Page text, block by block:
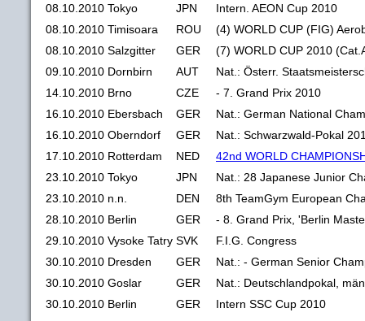
08.10.2010 Tokyo JPN
Intern. AEON Cup 2010
08.10.2010 Timisoara ROU
(4) WORLD CUP (FIG)
08.10.2010 Salzgitter GER
(7) WORLD CUP 2010
09.10.2010 Dornbirn AUT
Nat.: Österr.
14.10.2010 Brno CZE
- 7. Grand Prix 2010
16.10.2010 Ebersbach GER
Nat.: German National
16.10.2010 Oberndorf GER
Nat.: Schwarzwald-Pokal
17.10.2010 Rotterdam NED
42nd WORLD
23.10.2010 Tokyo JPN
Nat.: 28 Japanese Junior
23.10.2010 n.n. DEN
8th TeamGym European
28.10.2010 Berlin GER
- 8. Grand Prix, 'Berlin
29.10.2010 Vysoke Tatry SVK
F.I.G. Congress
30.10.2010 Dresden GER
Nat.: - German Senior
30.10.2010 Goslar GER
Nat.: Deutschlandpokal,
30.10.2010 Berlin GER Intern SSC Cup 2010